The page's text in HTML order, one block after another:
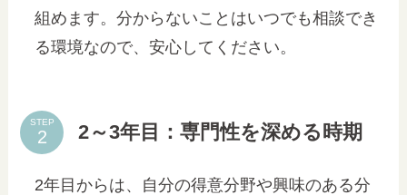
組めます。分からないことはいつでも相談でき
る環境なので、安心してください。
STEP 2～3年目：専門性を深める時期
2年目からは、自分の得意分野や興味のある分